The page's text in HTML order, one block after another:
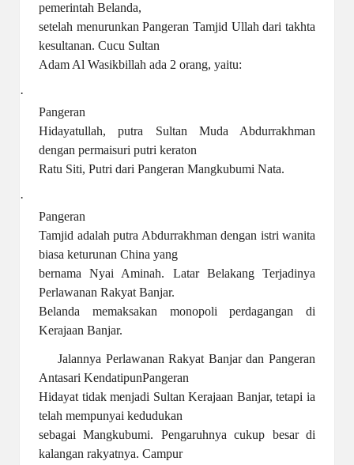
pemerintah Belanda,
setelah menurunkan Pangeran Tamjid Ullah dari takhta
kesultanan. Cucu Sultan
Adam Al Wasikbillah ada 2 orang, yaitu:
·
Pangeran
Hidayatullah, putra Sultan Muda Abdurrakhman
dengan permaisuri putri keraton
Ratu Siti, Putri dari Pangeran Mangkubumi Nata.
·
Pangeran
Tamjid adalah putra Abdurrakhman dengan istri wanita
biasa keturunan China yang
bernama Nyai Aminah. Latar Belakang Terjadinya
Perlawanan Rakyat Banjar.
Belanda memaksakan monopoli perdagangan di
Kerajaan Banjar.
Jalannya Perlawanan Rakyat Banjar dan Pangeran
Antasari KendatipunPangeran
Hidayat tidak menjadi Sultan Kerajaan Banjar, tetapi ia
telah mempunyai kedudukan
sebagai Mangkubumi. Pengaruhnya cukup besar di
kalangan rakyatnya. Campur